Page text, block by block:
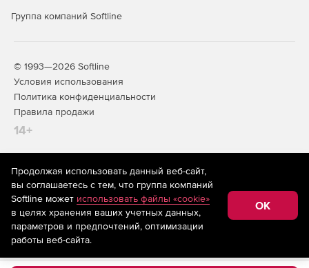
Группа компаний Softline
© 1993—2026 Softline
Условия использования
Политика конфиденциальности
Правила продажи
14+
На информационном ресурсе store.softline.ru применяются
рекомендательные технологии(информационные технологии
предоставления информации на основе сбора,
систематизации и анализа сведений, относящихся к
предпочтениям пользователей сети «Интернет»,
находящихся на территории Российской Федерации)
Продолжая использовать данный веб-сайт,
вы соглашаетесь с тем, что группа компаний
Softline может использовать файлы «cookie»
в целях хранения ваших учетных данных,
параметров и предпочтений, оптимизации
работы веб-сайта.
OK